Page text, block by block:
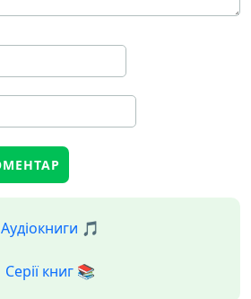
Аудіокниги 🎵
Серії книг 📚